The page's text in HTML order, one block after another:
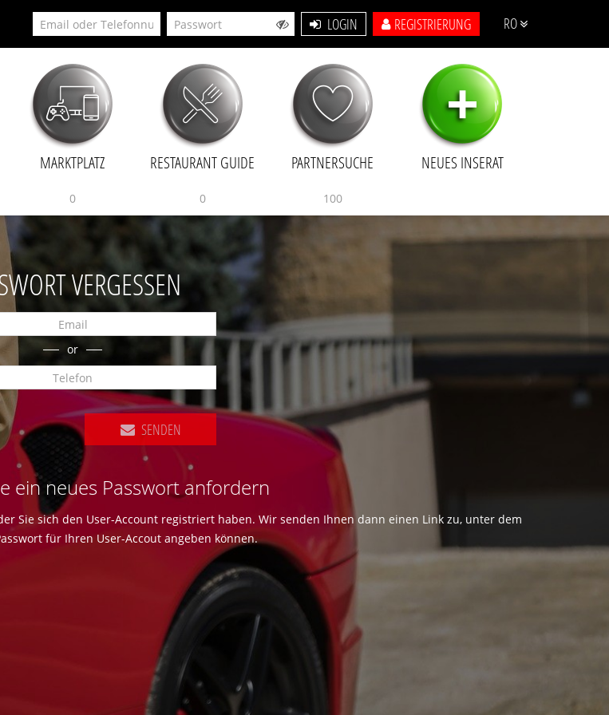
RO
LOGIN REGISTRIERUNG
MARKTPLATZ
0
RESTAURANT GUIDE
0
PARTNERSUCHE
100
+
NEUES INSERAT
VERGESSEN
or
SENDEN
ein neues Passwort anfordern
Sie sich den User-Account registriert haben. Wir senden Ihnen dann einen Link zu, unter dem
für Ihren User-Accout angeben können.